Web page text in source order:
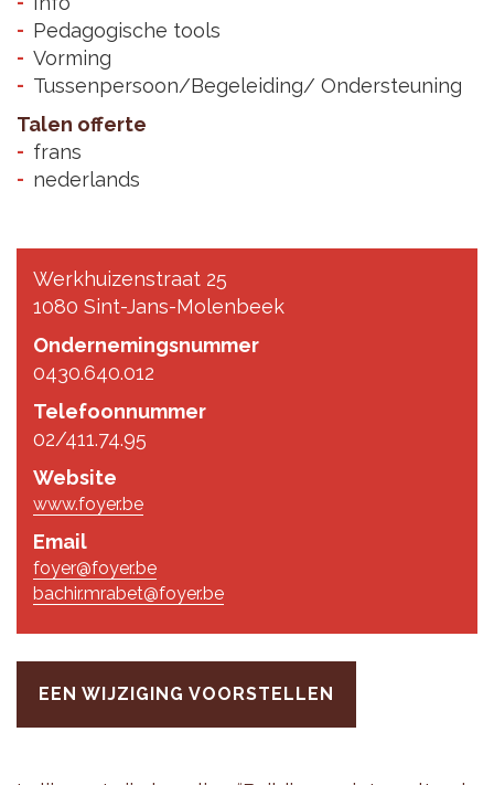
Pedagogische tools
Vorming
Tussenpersoon/Begeleiding/ Ondersteuning
Talen offerte
frans
nederlands
Werkhuizenstraat 25
1080 Sint-Jans-Molenbeek
Ondernemingsnummer
0430.640.012
Telefoonnummer
02/411.74.95
Website
www.foyer.be
Email
foyer@foyer.be
bachir.mrabet@foyer.be
EEN WIJZIGING VOORSTELLEN